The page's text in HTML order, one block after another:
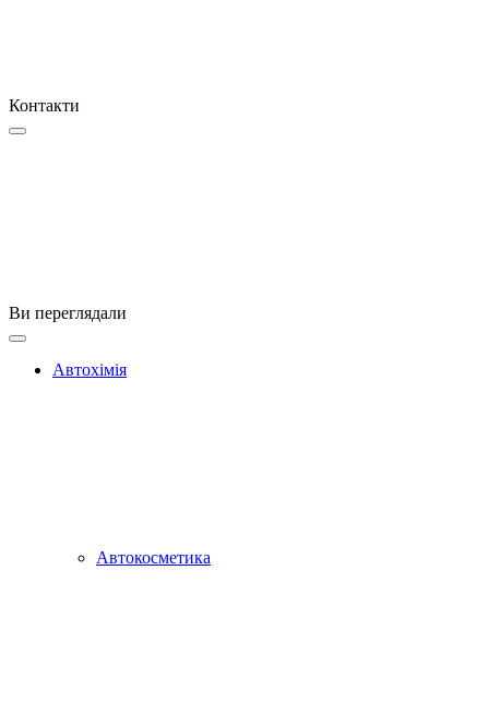
Контакти
Ви переглядали
Автохімія
Автокосметика